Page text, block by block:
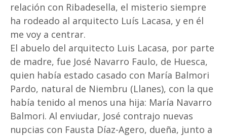
relación con Ribadesella, el misterio siempre
ha rodeado al arquitecto Luís Lacasa, y en él
me voy a centrar.
El abuelo del arquitecto Luis Lacasa, por parte
de madre, fue José Navarro Faulo, de Huesca,
quien había estado casado con María Balmori
Pardo, natural de Niembru (Llanes), con la que
había tenido al menos una hija: María Navarro
Balmori. Al enviudar, José contrajo nuevas
nupcias con Fausta Díaz-Agero, dueña, junto a